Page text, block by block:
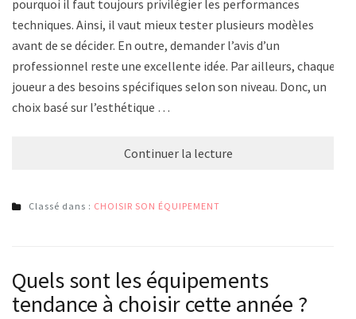
pourquoi il faut toujours privilégier les performances
techniques. Ainsi, il vaut mieux tester plusieurs modèles
avant de se décider. En outre, demander l’avis d’un
professionnel reste une excellente idée. Par ailleurs, chaque
joueur a des besoins spécifiques selon son niveau. Donc, un
choix basé sur l’esthétique …
Continuer la lecture
Classé dans : CHOISIR SON ÉQUIPEMENT
Quels sont les équipements
tendance à choisir cette année ?